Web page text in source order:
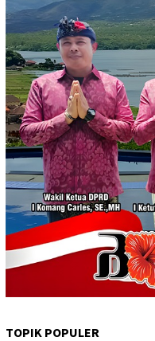
TOPIK POPULER